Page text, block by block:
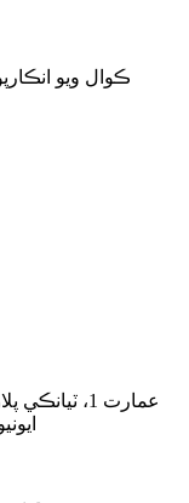
ڪوال ويو